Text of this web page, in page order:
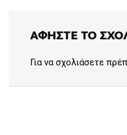
ΑΦΉΣΤΕ ΤΟ
Για να σχολιάσετε